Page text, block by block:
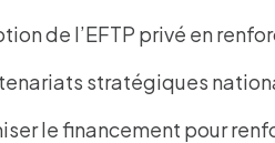
de l’EFTP privé en
stratégiques
le financement pour